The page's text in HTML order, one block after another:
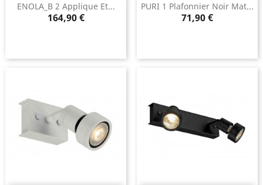
ENOLA_B 2 Applique Et...
Prix
164,90 €
PURI 1 Plafonnier Noir Mat...
Prix
71,90 €